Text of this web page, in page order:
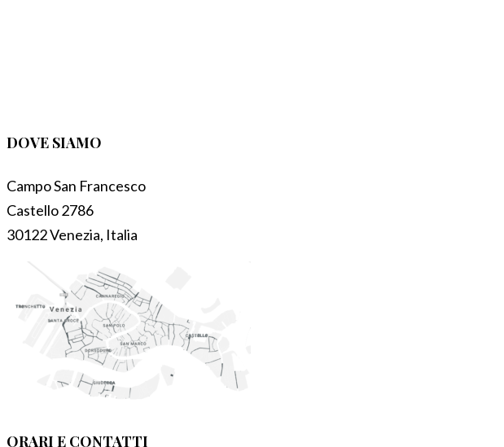
DOVE SIAMO
Campo San Francesco
Castello 2786
30122 Venezia, Italia
ORARI E CONTATTI